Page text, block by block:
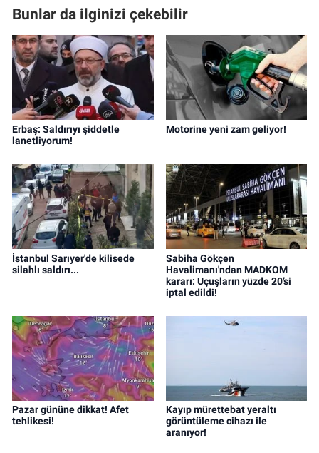
Bunlar da ilginizi çekebilir
Erbaş: Saldırıyı şiddetle
lanetliyorum!
Motorine yeni zam geliyor!
İstanbul Sarıyer'de kilisede
silahlı saldırı...
Sabiha Gökçen
Havalimanı'ndan MADKOM
kararı: Uçuşların yüzde 20’si
iptal edildi!
Pazar gününe dikkat! Afet
tehlikesi!
Kayıp mürettebat yeraltı
görüntüleme cihazı ile
aranıyor!